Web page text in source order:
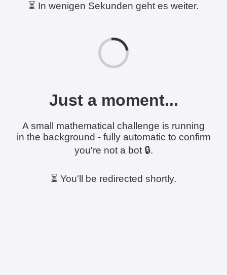
⏳ In wenigen Sekunden geht es weiter.
Just a moment...
A small mathematical challenge is running
in the background - fully automatic to confirm
you're not a bot 🔒.
⏳ You'll be redirected shortly.